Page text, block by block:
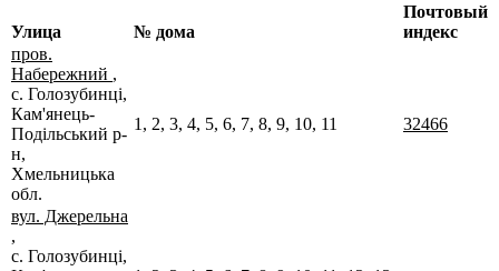
Улица № дома
Почтовый
индекс
пров.
Набережний ,
с. Голозубинці,
Кам'янець-
Подільський р-
н,
Хмельницька
обл.
1, 2, 3, 4, 5, 6, 7, 8, 9, 10, 11 32466
вул. Джерельна
,
с. Голозубинці,